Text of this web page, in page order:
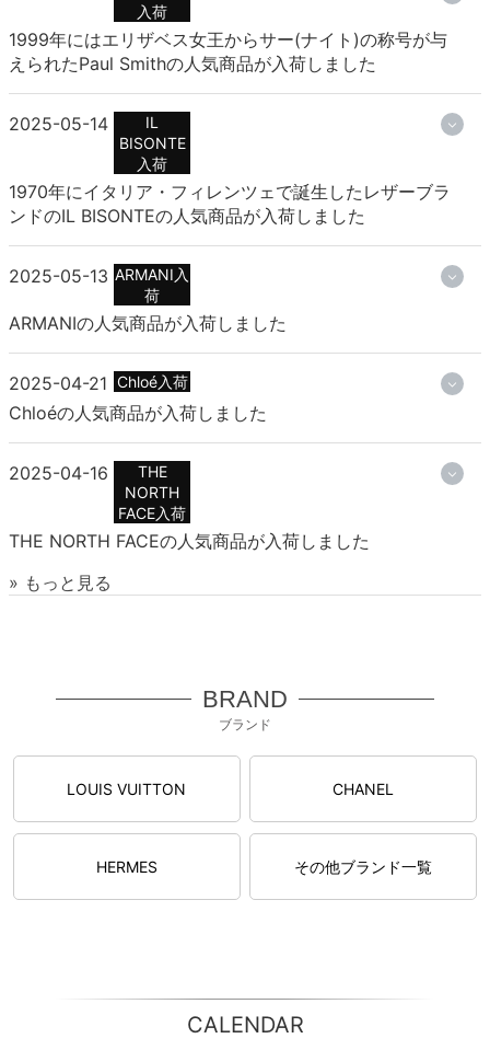
入荷
1999年にはエリザベス女王からサー(ナイト)の称号が与
えられたPaul Smithの人気商品が入荷しました
2025-05-14
IL
BISONTE
入荷
1970年にイタリア・フィレンツェで誕生したレザーブラ
ンドのIL BISONTEの人気商品が入荷しました
2025-05-13 ARMANI入
荷
ARMANIの人気商品が入荷しました
2025-04-21 Chloé入荷
Chloéの人気商品が入荷しました
2025-04-16
THE
NORTH
FACE入荷
THE NORTH FACEの人気商品が入荷しました
» もっと見る
BRAND
ブランド
LOUIS VUITTON CHANEL
HERMES その他ブランド一覧
CALENDAR